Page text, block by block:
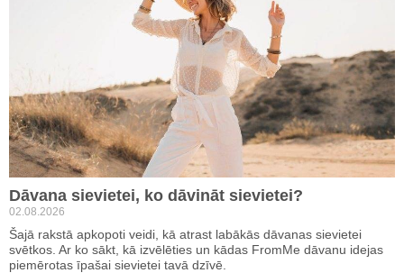
Dāvana sievietei, ko dāvināt sievietei?
02.08.2026
Šajā rakstā apkopoti veidi, kā atrast labākās dāvanas sievietei
svētkos. Ar ko sākt, kā izvēlēties un kādas FromMe dāvanu idejas
piemērotas īpašai sievietei tavā dzīvē.